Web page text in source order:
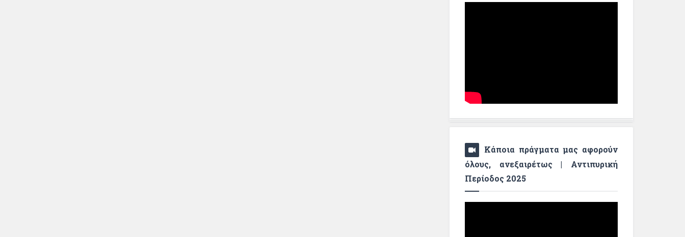
Κάποια πράγματα μας αφορούν
όλους, ανεξαιρέτως | Αντιπυρική
Περίοδος 2025